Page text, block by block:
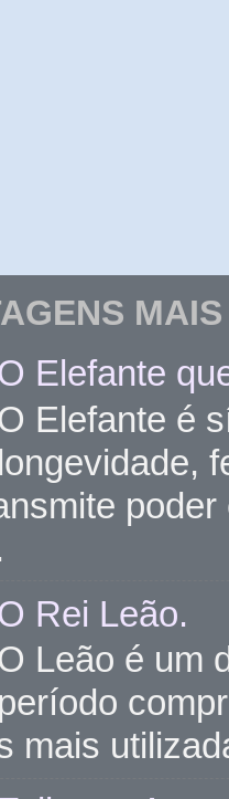
Elefante
Elefante é
longevidade,
Rei Leão.
Leão é um
período
mais